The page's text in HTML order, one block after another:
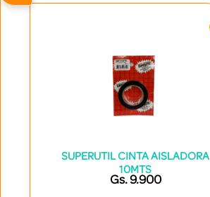
SUPERUTIL CINTA AISLADORA
10MTS
Gs. 9.900